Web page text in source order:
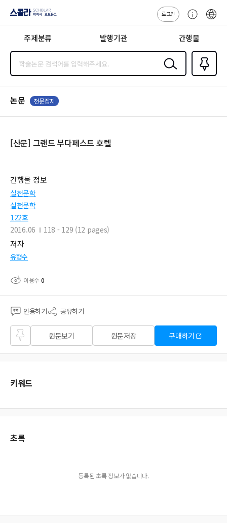
지사·교보문고
로그인
센
주제분류 발행기관 간행물
검색
즐겨찾
기0
논문 전문잡지
[산문] 그랜드 부다페스트 호텔
간행물 정보
실천문학
실천문학
122호
2016.06
118 - 129 (12 pages)
저자
유형수
이용수0
인용하기 공유하기
즐겨
찾기
원문보기 원문저장 구매하기
키워드
초록
등록된 초록 정보가 없습니다.